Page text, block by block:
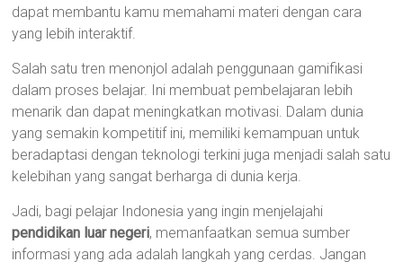
dapat membantu kamu memahami materi dengan cara
yang lebih interaktif.
Salah satu tren menonjol adalah penggunaan gamifikasi
dalam proses belajar. Ini membuat pembelajaran lebih
menarik dan dapat meningkatkan motivasi. Dalam dunia
yang semakin kompetitif ini, memiliki kemampuan untuk
beradaptasi dengan teknologi terkini juga menjadi salah satu
kelebihan yang sangat berharga di dunia kerja.
Jadi, bagi pelajar Indonesia yang ingin menjelajahi
pendidikan luar negeri, memanfaatkan semua sumber
informasi yang ada adalah langkah yang cerdas. Jangan